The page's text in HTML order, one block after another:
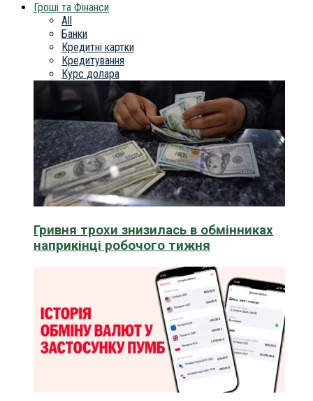
Гроші та Фінанси
All
Банки
Кредитні картки
Кредитування
Курс долара
Гривня трохи знизилась в обмінниках
наприкінці робочого тижня